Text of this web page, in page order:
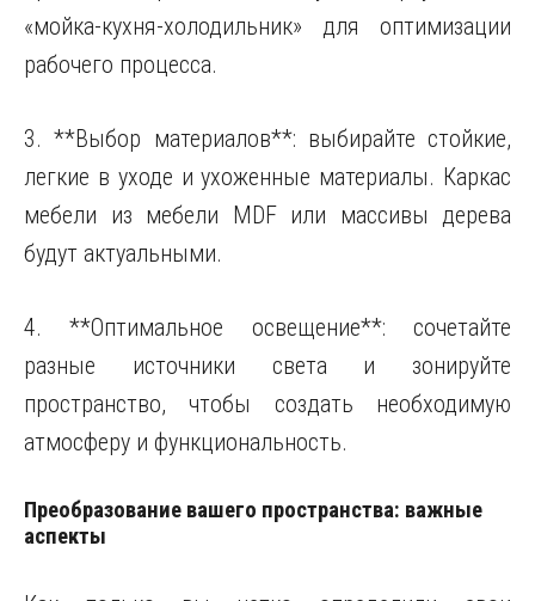
«мойка-кухня-холодильник» для оптимизации
рабочего процесса.
3. **Выбор материалов**: выбирайте стойкие,
легкие в уходе и ухоженные материалы. Каркас
мебели из мебели MDF или массивы дерева
будут актуальными.
4. **Оптимальное освещение**: сочетайте
разные источники света и зонируйте
пространство, чтобы создать необходимую
атмосферу и функциональность.
Преобразование вашего пространства: важные
аспекты